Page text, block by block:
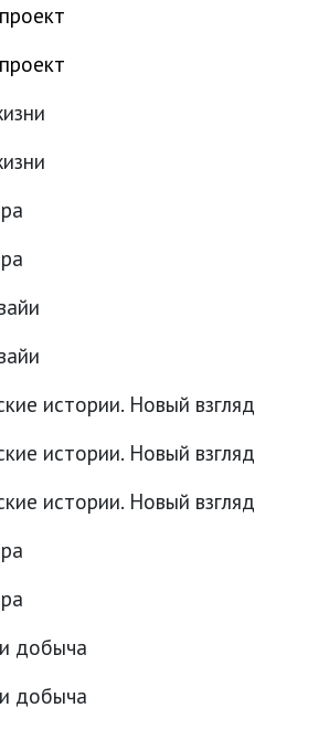
истории. Новый взгляд
истории. Новый взгляд
истории. Новый взгляд
добыча
добыча